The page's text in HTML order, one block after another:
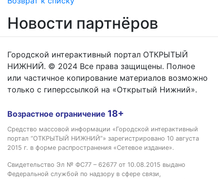
Новости партнёров
Городской интерактивный портал ОТКРЫТЫЙ
НИЖНИЙ. © 2024 Все права защищены. Полное
или частичное копирование материалов возможно
только с гиперссылкой на «Открытый Нижний».
Возрастное ограничение 18+
Средство массовой информации «Городской интерактивный
портал “ОТКРЫТЫЙ НИЖНИЙ”» зарегистрировано 10 августа
2015 г. в форме распространения «Сетевое издание».
Свидетельство Эл № ФС77 – 62677 от 10.08.2015 выдано
Федеральной службой по надзору в сфере связи,